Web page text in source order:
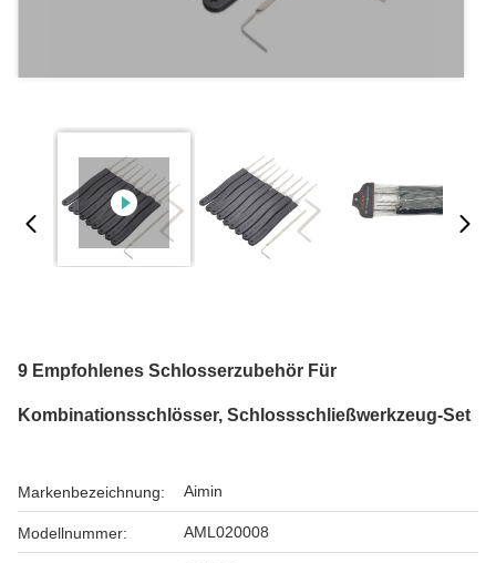
9 Empfohlenes Schlosserzubehör Für
Kombinationsschlösser, Schlossschließwerkzeug-Set
Markenbezeichnung: Aimin
Modellnummer: AML020008